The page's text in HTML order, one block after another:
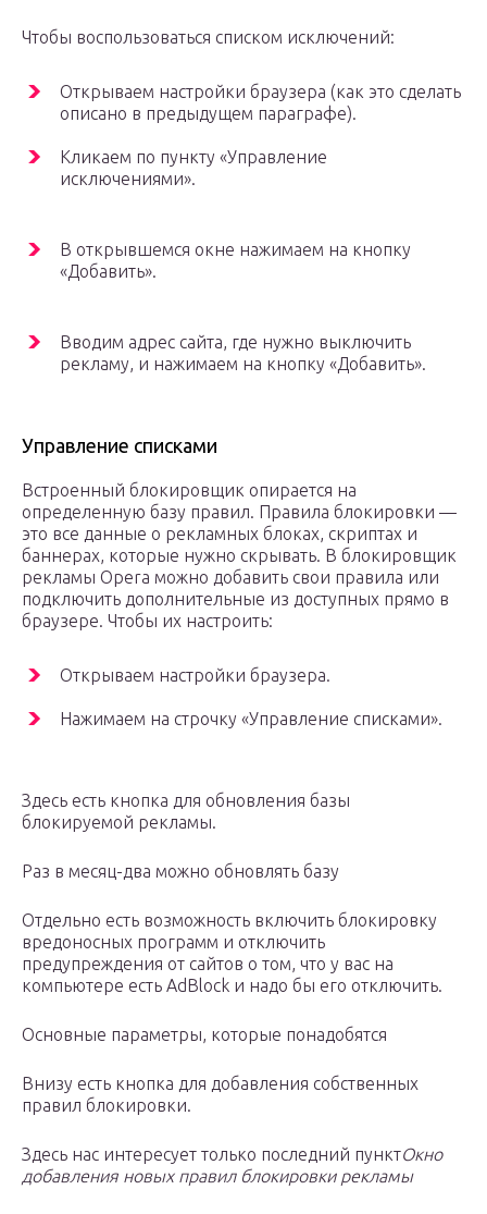
Чтобы воспользоваться списком исключений:
Открываем настройки браузера (как это сделать
описано в предыдущем параграфе).
Кликаем по пункту «Управление
исключениями».
В открывшемся окне нажимаем на кнопку
«Добавить».
Вводим адрес сайта, где нужно выключить
рекламу, и нажимаем на кнопку «Добавить».
Управление списками
Встроенный блокировщик опирается на
определенную базу правил. Правила блокировки —
это все данные о рекламных блоках, скриптах и
баннерах, которые нужно скрывать. В блокировщик
рекламы Opera можно добавить свои правила или
подключить дополнительные из доступных прямо в
браузере. Чтобы их настроить:
Открываем настройки браузера.
Нажимаем на строчку «Управление списками».
Здесь есть кнопка для обновления базы
блокируемой рекламы.
Раз в месяц-два можно обновлять базу
Отдельно есть возможность включить блокировку
вредоносных программ и отключить
предупреждения от сайтов о том, что у вас на
компьютере есть AdBlock и надо бы его отключить.
Основные параметры, которые понадобятся
Внизу есть кнопка для добавления собственных
правил блокировки.
Здесь нас интересует только последний пунктОкно
добавления новых правил блокировки рекламы